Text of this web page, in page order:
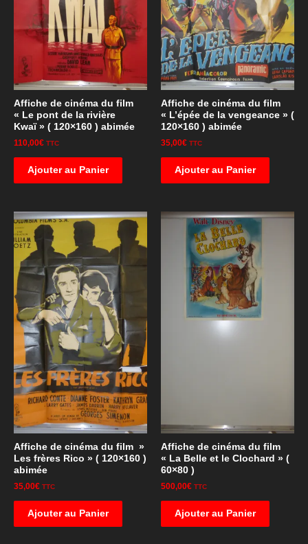
Affiche de cinéma du film
« Le pont de la rivière
Kwaï » ( 120×160 ) abimée
110,00€ TTC
Ajouter au Panier
Affiche de cinéma du film
« L’épée de la vengeance » (
120×160 ) abimée
35,00€ TTC
Ajouter au Panier
Affiche de cinéma du film »
Les frères Rico » ( 120×160 )
abimée
35,00€ TTC
Ajouter au Panier
Affiche de cinéma du film
« La Belle et le Clochard » (
60×80 )
500,00€ TTC
Ajouter au Panier